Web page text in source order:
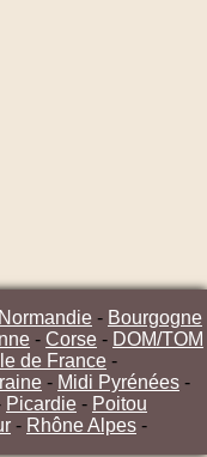
- Bourgogne
- Corse - DOM/TOM
Ile de France -
- Midi Pyrénées -
Picardie - Poitou
- Rhône Alpes -